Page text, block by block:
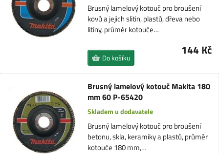
Brusný lamelový kotouč pro broušení
kovů a jejich slitin, plastů, dřeva nebo
litiny, průměr kotouče…
144 Kč
Do košíku
Brusný lamelový kotouč Makita 180
mm 60 P-65420
Skladem u dodavatele
Brusný lamelový kotouč pro broušení
betonu, skla, keramiky a plastů, průměr
kotouče 180 mm,…